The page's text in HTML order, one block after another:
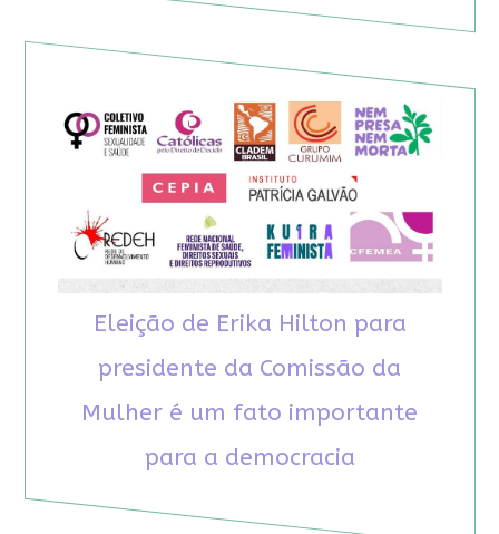
Eleição de Erika Hilton para
presidente da Comissão da
Mulher é um fato importante
para a democracia